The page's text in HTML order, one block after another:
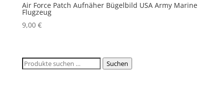
Air Force Patch Aufnäher Bügelbild USA Army Marine
Flugzeug
9,00 €
Suchen
Suchen